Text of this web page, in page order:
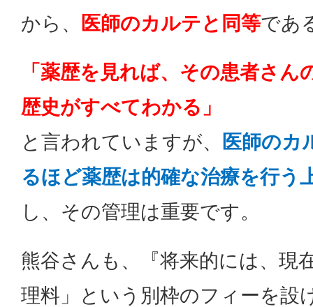
から、
医師のカルテと同等であ
「薬歴を見れば、その患者さん
歴史がすべてわかる」
と言われていますが、
医師のカ
るほど薬歴は的確な治療を行う
し、その管理は重要です。
熊谷さんも、『将来的には、現
理料」という別枠のフィーを設